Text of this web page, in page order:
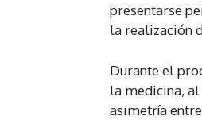
presentarse
la realización
Durante el
la medicina,
asimetría